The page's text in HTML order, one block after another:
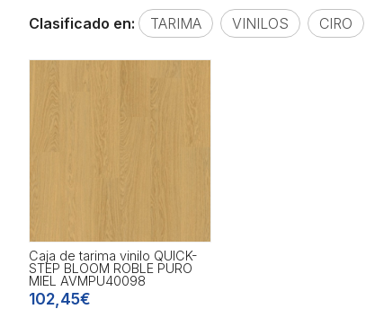
Clasificado en: TARIMA VINILOS CIRO
Caja de tarima vinilo QUICK-
STEP BLOOM ROBLE PURO
MIEL AVMPU40098
102,45€